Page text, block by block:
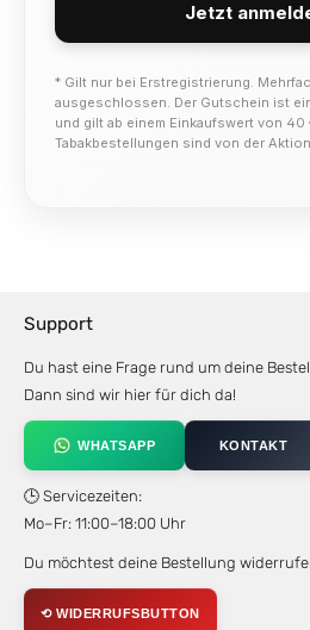
Jetzt
* Gilt nur bei Erstregistrierung.
ausgeschlossen. Der Gutschein ist
und gilt ab einem Einkaufswert von 40
Tabakbestellungen sind von der
Support
Du hast eine Frage rund um deine
Dann sind wir hier für dich da!
WHATSAPP KONTAKT
🕒 Servicezeiten:
Mo–Fr: 11:00–18:00 Uhr
Du möchtest deine Bestellung
⟲ WIDERRUFSBUTTON